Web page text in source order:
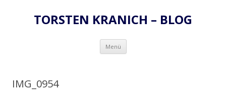
TORSTEN KRANICH – BLOG
Menü Zum
springen
IMG_0954